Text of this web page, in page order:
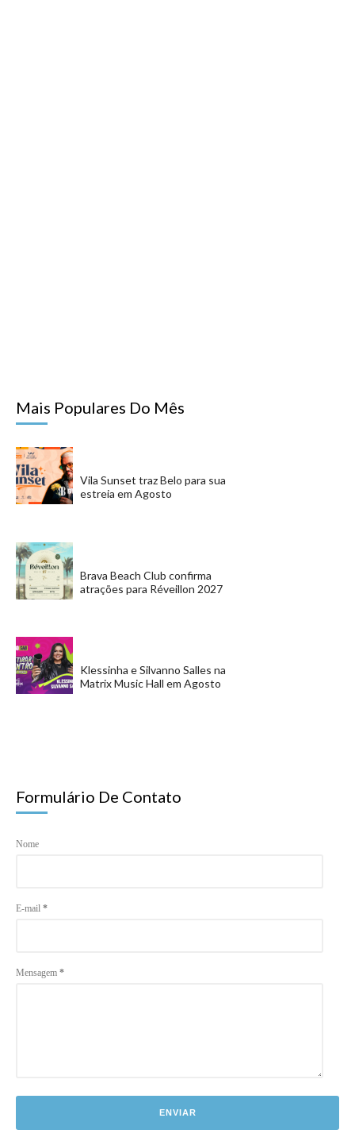
Mais Populares Do Mês
Vila Sunset traz Belo para sua
estreia em Agosto
Brava Beach Club confirma
atrações para Réveillon 2027
Klessinha e Silvanno Salles na
Matrix Music Hall em Agosto
Formulário De Contato
Nome
E-mail *
Mensagem *